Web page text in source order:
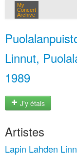
My
Concert
Archive
Linnut,
1989
J'y étais
Artistes
Lapin Lahden